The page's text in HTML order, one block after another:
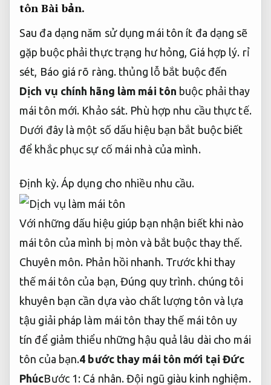
tôn Bài bản.
Sau đa dạng năm sử dụng mái tôn ít đa dạng sẽ
gặp buộc phải thực trạng hư hỏng, Giá hợp lý. rỉ
sét, Báo giá rõ ràng. thủng lỗ bắt buộc đến
Dịch vụ chính hãng làm mái tôn buộc phải thay
mái tôn mới. Khảo sát. Phù hợp nhu cầu thực tế.
Dưới đây là một số dấu hiệu bạn bắt buộc biết
để khắc phục sự cố mái nhà của mình.
Định kỳ. Áp dụng cho nhiều nhu cầu.
Với những dấu hiệu giúp bạn nhận biết khi nào
mái tôn của mình bị mòn và bắt buộc thay thế.
Chuyên môn. Phản hồi nhanh. Trước khi thay
thế mái tôn của bạn,Đúng quy trình. chúng tôi
khuyên bạn cần dựa vào chất lượng tôn và lựa
tậu giải pháp làm mái tôn thay thế mái tôn uy
tín để giảm thiểu những hậu quả lâu dài cho mái
tôn của bạn.4 bước thay mái tôn mới tại Đức
PhúcBước 1: Cá nhân. Đội ngũ giàu kinh nghiệm.